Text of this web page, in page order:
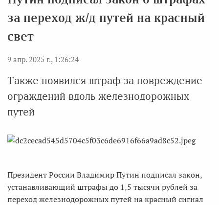
за переход ж/д путей на красный
свет
9 апр. 2025 г., 1:26:24
Также появился штраф за повреждение
ограждений вдоль железнодорожных
путей
Президент России Владимир Путин подписал закон,
устанавливающий штрафы до 1,5 тысячи рублей за
переход железнодорожных путей на красный сигнал